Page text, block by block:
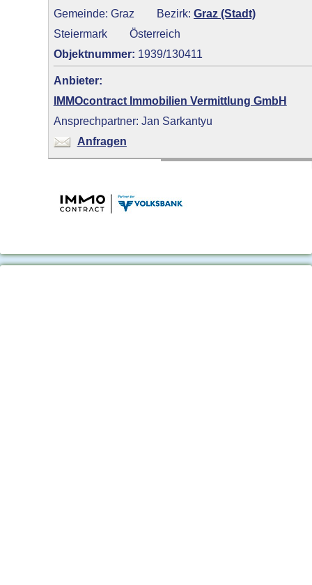
Gemeinde: Graz
Bezirk:Graz (Stadt)
Steiermark
Österreich
Objektnummer: 1939/130411
Anbieter:
IMMOcontract Immobilien Vermittlung GmbH
Ansprechpartner: Jan Sarkantyu
Anfragen